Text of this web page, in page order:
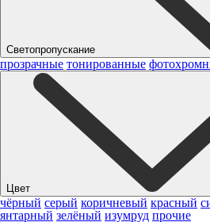
Светопропускание
прозрачные тонированные
Цвет
чёрный серый коричневый красный
янтарный зелёный изумруд прочие